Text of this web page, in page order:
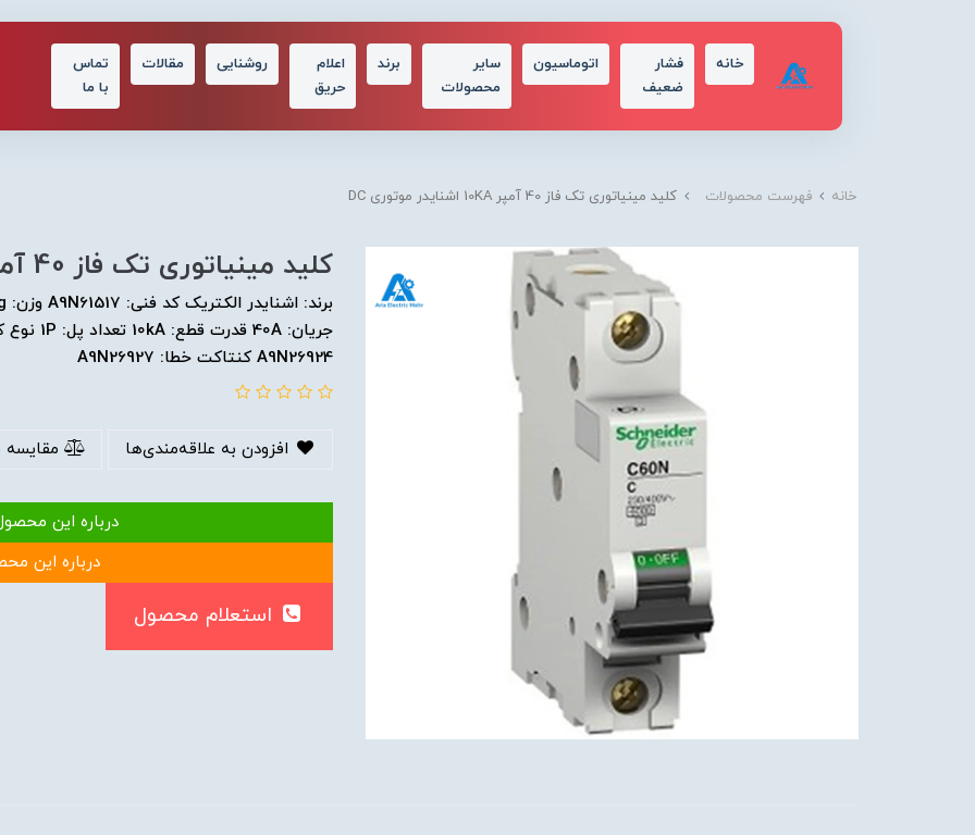
خانه
فشار
ضعیف
اتوماسیون
سایر
محصولات
برند
اعلام
حریق
روشنایی مقالات
تماس
با ما
خانه فهرست محصولات کلید مينياتوری تک فاز 40 آمپر 10KA اشنایدر موتوری DC
کلید مينياتوری تک فاز 40 آمپر 10KA اشنایدر موتوری DC
A9N26924 کنتاکت خطا: A9N26927
درباره این
درباره این